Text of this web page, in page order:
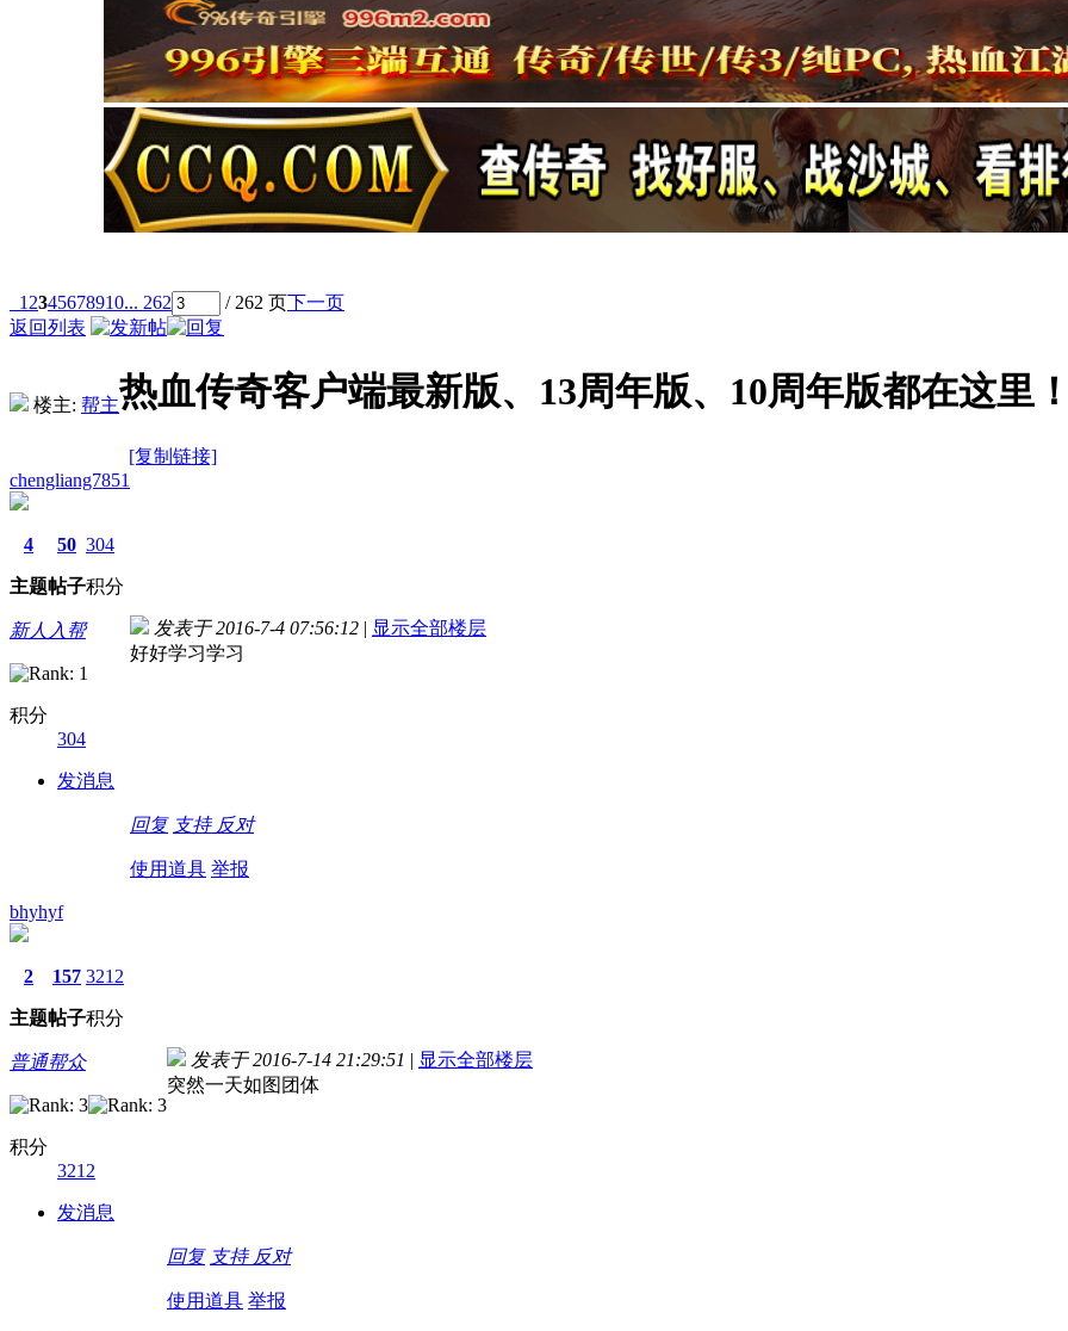
1 2345678910... 262 / 262 页下一页
返回列表
楼主: 帮主热血传奇客户端最新版、13周年版、10周年版都在这里
[复制链接]
chengliang7851
4
主题
50
帖子
304
积分
新人入帮
积分
304
发消息
发表于 2016-7-4 07:56:12 | 显示全部楼层
好好学习学习
回复 支持 反对
使用道具 举报
bhyhyf
2
主题
157
帖子
3212
积分
普通帮众
积分
3212
发消息
发表于 2016-7-14 21:29:51 | 显示全部楼层
突然一天如图团体
回复 支持 反对
使用道具 举报